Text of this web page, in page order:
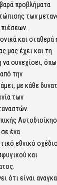
προβλήματα
των
και σταθερά
μας έχει και τη
συνεχίσει,
την
με κάθε
των
ένα
εθνικό
και
ότι είναι